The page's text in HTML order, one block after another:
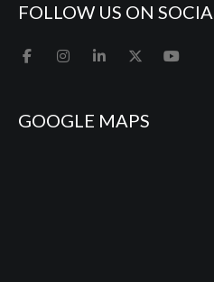
FOLLOW US ON
GOOGLE MAPS